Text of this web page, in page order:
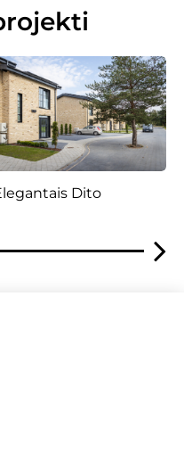
Dito